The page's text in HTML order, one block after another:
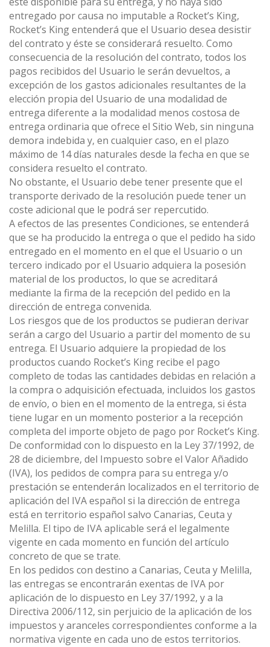
entregado por causa no imputable a Rocket’s King,
Rocket’s King entenderá que el Usuario desea desistir
del contrato y éste se considerará resuelto. Como
consecuencia de la resolución del contrato, todos los
pagos recibidos del Usuario le serán devueltos, a
excepción de los gastos adicionales resultantes de la
elección propia del Usuario de una modalidad de
entrega diferente a la modalidad menos costosa de
entrega ordinaria que ofrece el Sitio Web, sin ninguna
demora indebida y, en cualquier caso, en el plazo
máximo de 14 días naturales desde la fecha en que se
considera resuelto el contrato.
No obstante, el Usuario debe tener presente que el
transporte derivado de la resolución puede tener un
coste adicional que le podrá ser repercutido.
A efectos de las presentes Condiciones, se entenderá
que se ha producido la entrega o que el pedido ha sido
entregado en el momento en el que el Usuario o un
tercero indicado por el Usuario adquiera la posesión
material de los productos, lo que se acreditará
mediante la firma de la recepción del pedido en la
dirección de entrega convenida.
Los riesgos que de los productos se pudieran derivar
serán a cargo del Usuario a partir del momento de su
entrega. El Usuario adquiere la propiedad de los
productos cuando Rocket’s King recibe el pago
completo de todas las cantidades debidas en relación a
la compra o adquisición efectuada, incluidos los gastos
de envío, o bien en el momento de la entrega, si ésta
tiene lugar en un momento posterior a la recepción
completa del importe objeto de pago por Rocket’s King.
De conformidad con lo dispuesto en la Ley 37/1992, de
28 de diciembre, del Impuesto sobre el Valor Añadido
(IVA), los pedidos de compra para su entrega y/o
prestación se entenderán localizados en el territorio de
aplicación del IVA español si la dirección de entrega
está en territorio español salvo Canarias, Ceuta y
Melilla. El tipo de IVA aplicable será el legalmente
vigente en cada momento en función del artículo
concreto de que se trate.
En los pedidos con destino a Canarias, Ceuta y Melilla,
las entregas se encontrarán exentas de IVA por
aplicación de lo dispuesto en Ley 37/1992, y a la
Directiva 2006/112, sin perjuicio de la aplicación de los
impuestos y aranceles correspondientes conforme a la
normativa vigente en cada uno de estos territorios.